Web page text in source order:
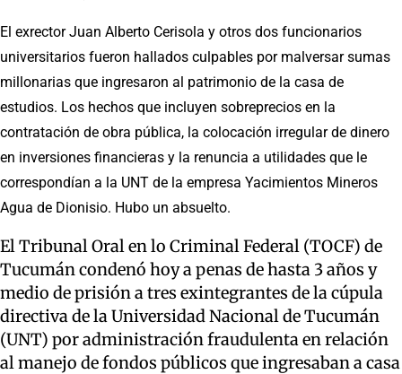
El exrector Juan Alberto Cerisola y otros dos funcionarios
universitarios fueron hallados culpables por malversar sumas
millonarias que ingresaron al patrimonio de la casa de
estudios. Los hechos que incluyen sobreprecios en la
contratación de obra pública, la colocación irregular de dinero
en inversiones financieras y la renuncia a utilidades que le
correspondían a la UNT de la empresa Yacimientos Mineros
Agua de Dionisio. Hubo un absuelto.
El Tribunal Oral en lo Criminal Federal (TOCF) de
Tucumán condenó hoy a penas de hasta 3 años y
medio de prisión a tres exintegrantes de la cúpula
directiva de la Universidad Nacional de Tucumán
(UNT) por administración fraudulenta en relación
al manejo de fondos públicos que ingresaban a casa